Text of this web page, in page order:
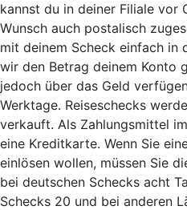
kannst du in deiner Filiale vor
Wunsch auch postalisch
mit deinem Scheck einfach in
wir den Betrag deinem Konto
jedoch über das Geld
Werktage. Reiseschecks
verkauft. Als Zahlungsmittel
eine Kreditkarte. Wenn Sie
einlösen wollen, müssen Sie
bei deutschen Schecks acht
Schecks 20 und bei anderen